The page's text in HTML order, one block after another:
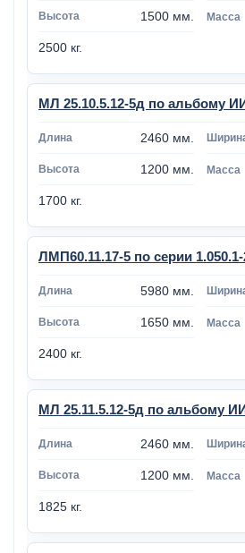
1500 мм.
2500 кг.
МЛ 25.10.5.12-5д по альбому
2460 мм.
1200 мм.
1700 кг.
ЛМП60.11.17-5 по серии
5980 мм.
1650 мм.
2400 кг.
МЛ 25.11.5.12-5д по альбому
2460 мм.
1200 мм.
1825 кг.